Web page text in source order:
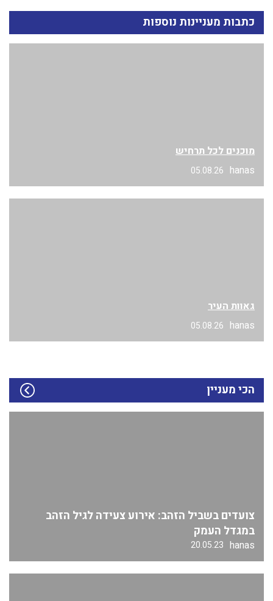
כתבות מעניינות נוספות
מוכנים לכל תרחיש
hanas
05.08.26
גאוות העיר
hanas
05.08.26
הכי מעניין
צועדים בשביל הזהב: אירוע צעידה לגיל הזהב
במגדל העמק
hanas
20.05.23